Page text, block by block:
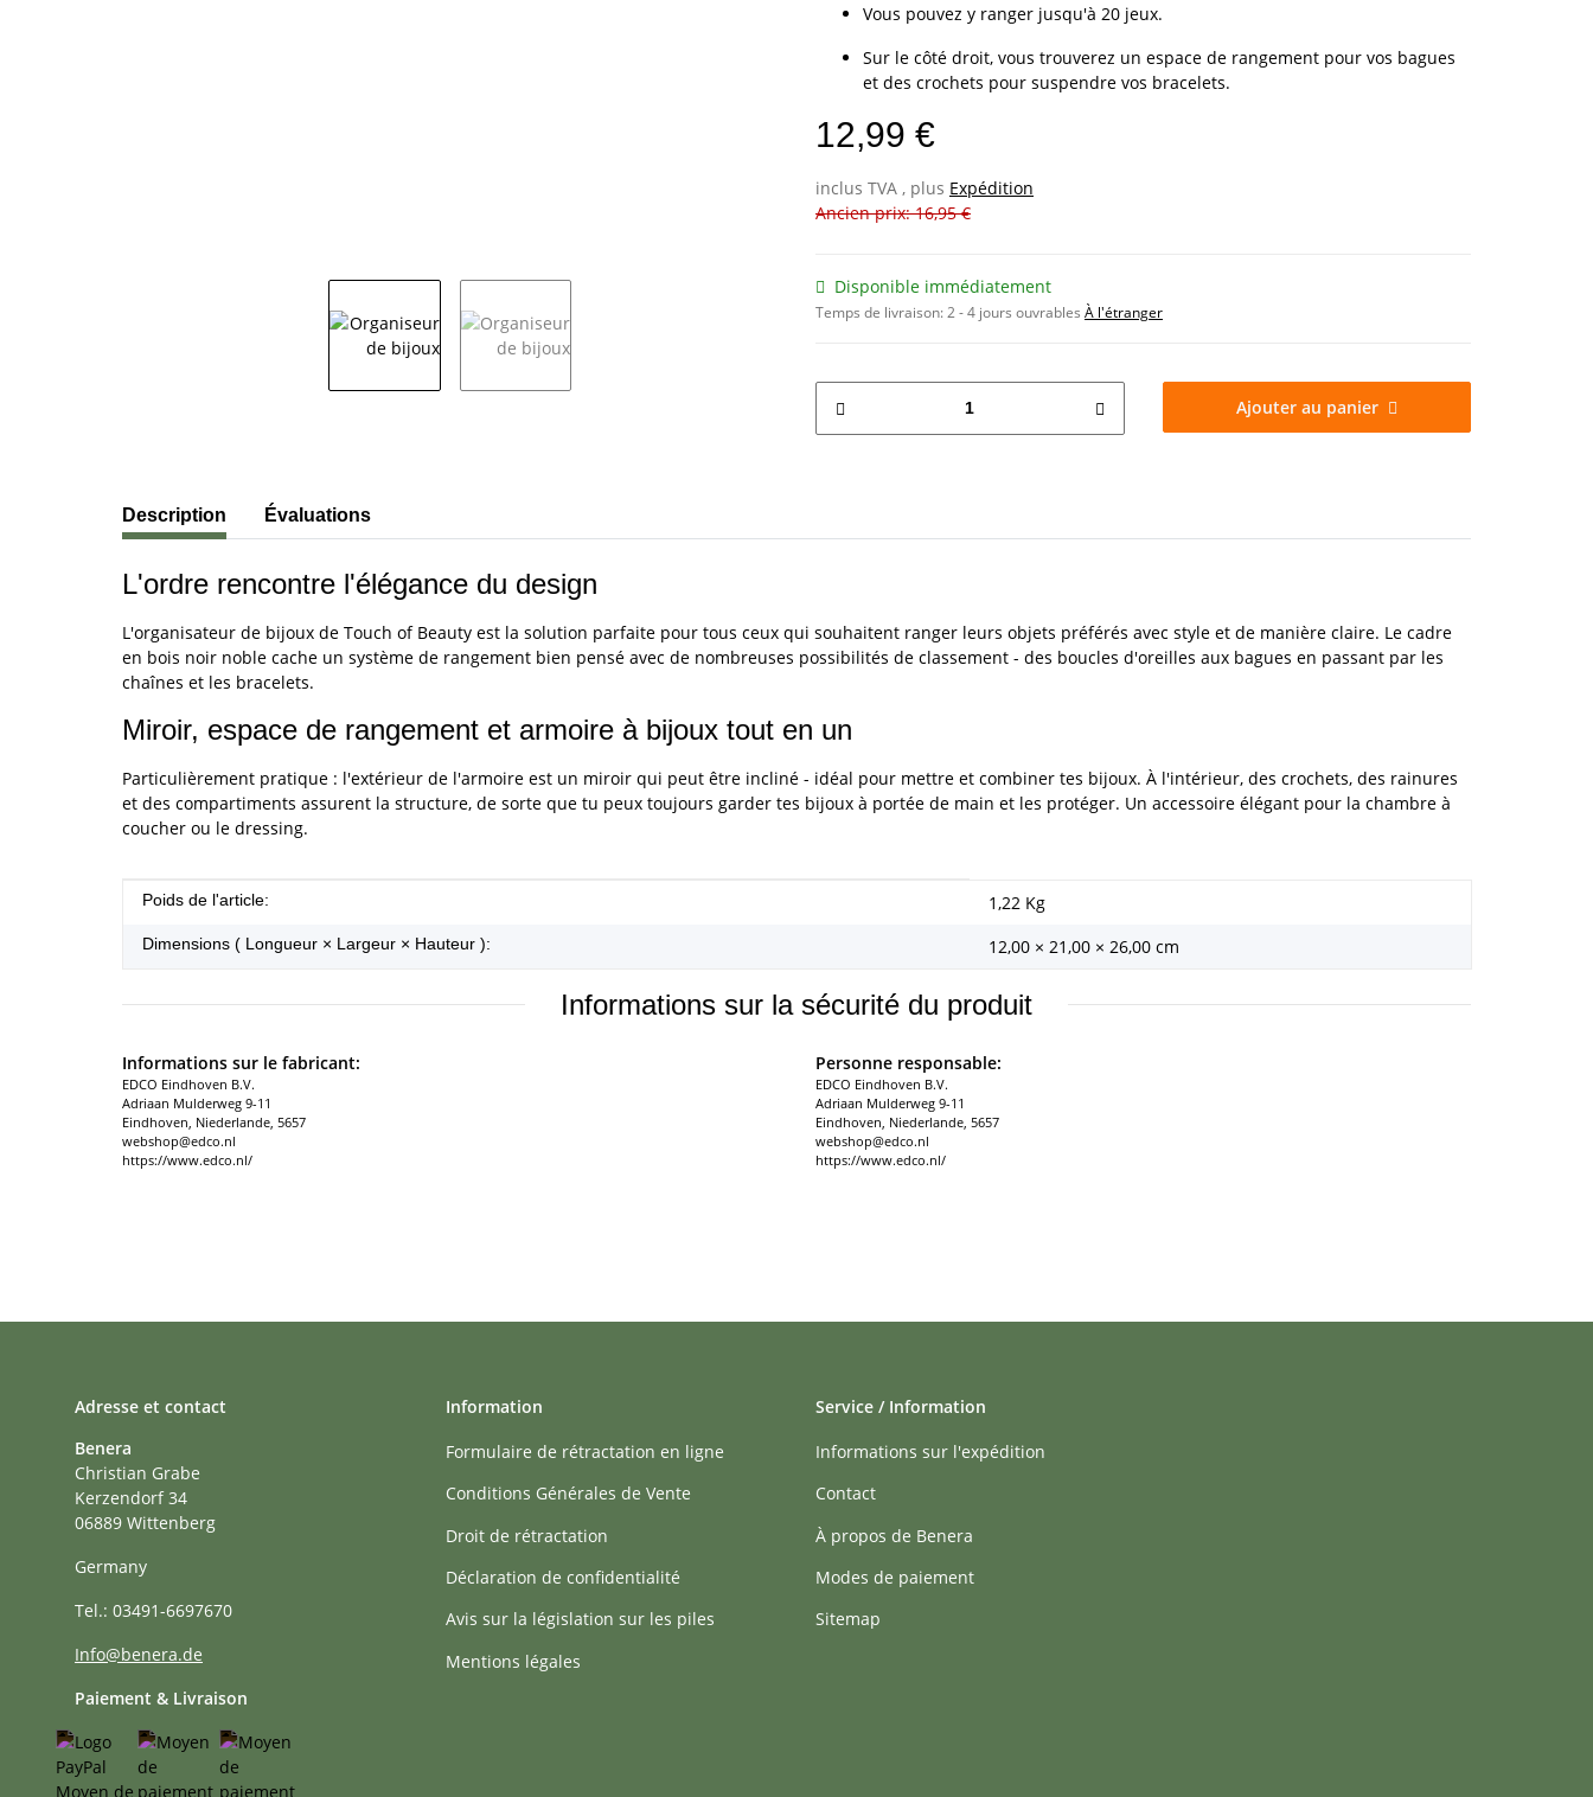
Vous pouvez y ranger jusqu'à 20 jeux.
Sur le côté droit, vous trouverez un espace de rangement pour vos bagues
et des crochets pour suspendre vos bracelets.
12,99 €
inclus TVA , plus Expédition
Ancien prix: 16,95 €
Disponible immédiatement
Temps de livraison:2 - 4 jours ouvrables À l'étranger
Ajouter au panier
#productDetails.showMoreTabs#
Description Évaluations
L'ordre rencontre l'élégance du design
L'organisateur de bijoux de Touch of Beauty est la solution parfaite pour tous ceux qui souhaitent ranger leurs objets préférés avec style et de manière claire. Le cadre
en bois noir noble cache un système de rangement bien pensé avec de nombreuses possibilités de classement - des boucles d'oreilles aux bagues en passant par les
chaînes et les bracelets.
Miroir, espace de rangement et armoire à bijoux tout en un
Particulièrement pratique : l'extérieur de l'armoire est un miroir qui peut être incliné - idéal pour mettre et combiner tes bijoux. À l'intérieur, des crochets, des rainures
et des compartiments assurent la structure, de sorte que tu peux toujours garder tes bijoux à portée de main et les protéger. Un accessoire élégant pour la chambre à
coucher ou le dressing.
#productDetails.itemInformation#
#productDetails.itemValue#
Poids de l'article: 1,22 Kg
Dimensions ( Longueur × Largeur × Hauteur ): 12,00 × 21,00 × 26,00 cm
Informations sur la sécurité du produit
Informations sur le fabricant:
EDCO Eindhoven B.V.
Adriaan Mulderweg 9-11
Eindhoven, Niederlande, 5657
webshop@edco.nl
https://www.edco.nl/
Personne responsable:
EDCO Eindhoven B.V.
Adriaan Mulderweg 9-11
Eindhoven, Niederlande, 5657
webshop@edco.nl
https://www.edco.nl/
Adresse et contact
Benera
Christian Grabe
Kerzendorf 34
06889 Wittenberg
Germany
Tel.: 03491-6697670
Info@benera.de
Paiement & Livraison
Information
Formulaire de rétractation en ligne
Conditions Générales de Vente
Droit de rétractation
Déclaration de confidentialité
Avis sur la législation sur les piles
Mentions légales
Service / Information
Informations sur l'expédition
Contact
À propos de Benera
Modes de paiement
Sitemap